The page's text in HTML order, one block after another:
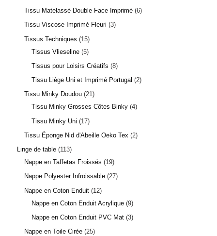
1 avis
Tissu Matelassé Double Face Imprimé 6
Tissu Viscose Imprimé Fleuri 3
Tissus Techniques
15
Tissus Vlieseline 5
Tissus pour Loisirs Créatifs 8
Tissu Liège Uni et Imprimé Portugal
2
Tissu Minky Doudou 21
Tissu Minky Grosses Côtes Binky 4
Tissu Minky Uni
17
Tissu Éponge Nid d'Abeille Oeko Tex
2
Linge de table 113
Nappe en Taffetas Froissés
19
Nappe Polyester Infroissable 27
Nappe en Coton Enduit 12
Nappe en Coton Enduit Acrylique 9
Nappe en Coton Enduit PVC Mat 3
Nappe en Toile Cirée 25